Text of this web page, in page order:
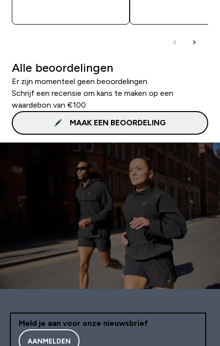
Alle beoordelingen
Er zijn momenteel geen beoordelingen.
Schrijf een recensie om kans te maken op een
waardebon van €100.
MAAK EEN BEOORDELING
Meld je aan voor onze nieuwsbrief
AANMELDEN